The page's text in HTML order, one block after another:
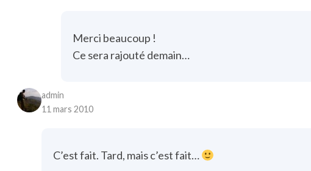
Merci beaucoup !
Ce sera rajouté demain…
admin
11 mars 2010
C’est fait. Tard, mais c’est fait…